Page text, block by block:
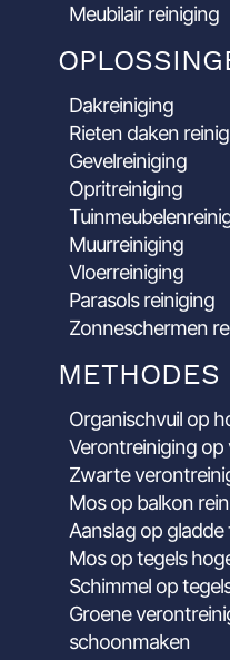
Meubilair reiniging
Dakreiniging
Rieten daken
Gevelreiniging
Opritreiniging
Muurreiniging
Vloerreiniging
Parasols reiniging
Zonneschermen
METHODES
Organischvuil op
Verontreiniging
Zwarte
Mos op balkon
Aanslag op
Mos op tegels
Schimmel op
Groene
schoonmaken